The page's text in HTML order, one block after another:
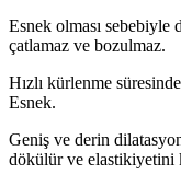
Esnek olması sebebiyle
çatlamaz ve bozulmaz.
Hızlı kürlenme
Esnek.
Geniş ve derin
dökülür ve elastikiyetini